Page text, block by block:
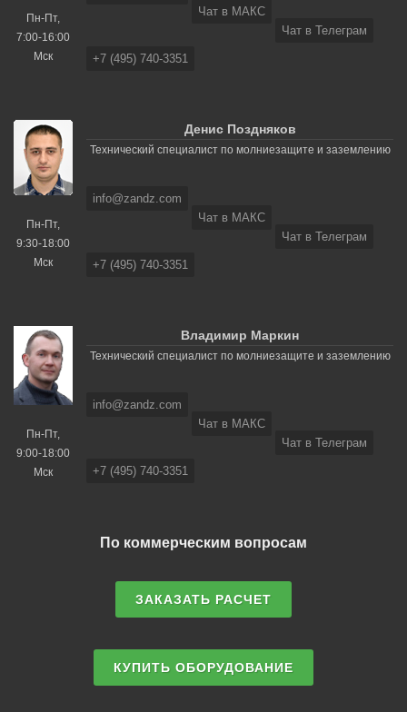
Пн-Пт,
7:00-16:00
Мск
Чат в МАКС
Чат в Телеграм
+7 (495) 740-3351
Пн-Пт,
9:30-18:00
Мск
Денис Поздняков
Технический специалист по молниезащите и заземлению
info@zandz.com
Чат в МАКС
Чат в Телеграм
+7 (495) 740-3351
Пн-Пт,
9:00-18:00
Мск
Владимир Маркин
Технический специалист по молниезащите и заземлению
info@zandz.com
Чат в МАКС
Чат в Телеграм
+7 (495) 740-3351
По коммерческим вопросам
ЗАКАЗАТЬ РАСЧЕТ
КУПИТЬ ОБОРУДОВАНИЕ